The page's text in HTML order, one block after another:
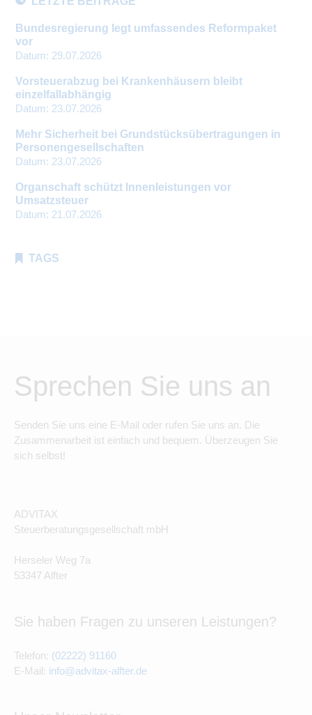
Bundesregierung legt umfassendes Reformpaket
vor
Datum: 29.07.2026
Vorsteuerabzug bei Krankenhäusern bleibt
einzelfallabhängig
Datum: 23.07.2026
Mehr Sicherheit bei Grundstücksübertragungen in
Personengesellschaften
Datum: 23.07.2026
Organschaft schützt Innenleistungen vor
Umsatzsteuer
Datum: 21.07.2026
TAGS
Sprechen Sie uns an
Senden Sie uns eine E-Mail oder rufen Sie uns an. Die
Zusammenarbeit ist einfach und bequem. Überzeugen Sie
sich selbst!
ADVITAX
Steuerberatungsgesellschaft mbH
Herseler Weg 7a
53347 Alfter
Sie haben Fragen zu unseren Leistungen?
Telefon: (02222) 91160
E-Mail: info@advitax-alfter.de